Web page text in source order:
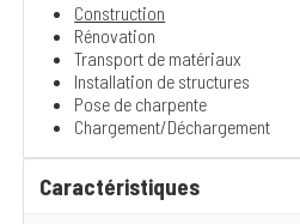
Caractéristiques
Construction
Rénovation
Transport de matériaux
Installation de structures
Pose de charpente
Chargement/Déchargement